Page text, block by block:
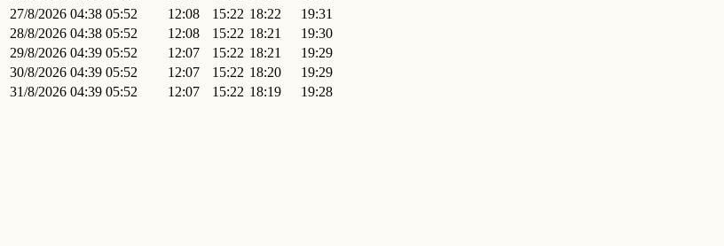
27/8/2026 04:38 05:52 12:08 15:22 18:22
19:31
28/8/2026 04:38 05:52 12:08 15:22 18:21
19:30
29/8/2026 04:39 05:52 12:07 15:22 18:21
19:29
30/8/2026 04:39 05:52 12:07 15:22 18:20
19:29
31/8/2026 04:39 05:52 12:07 15:22 18:19 19:28